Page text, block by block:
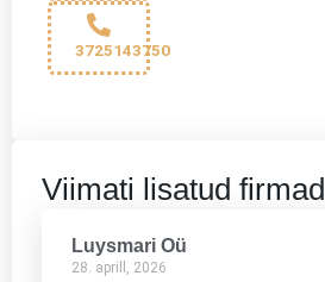
3725143750
Viimati lisatud firmad
Luysmari Oü
28. aprill, 2026